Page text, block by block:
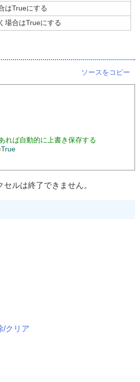
はTrueにする
場合はTrueにする
ソースをコピー
れば自動的に上書き保存する
True
ルは終了できません。
/クリア